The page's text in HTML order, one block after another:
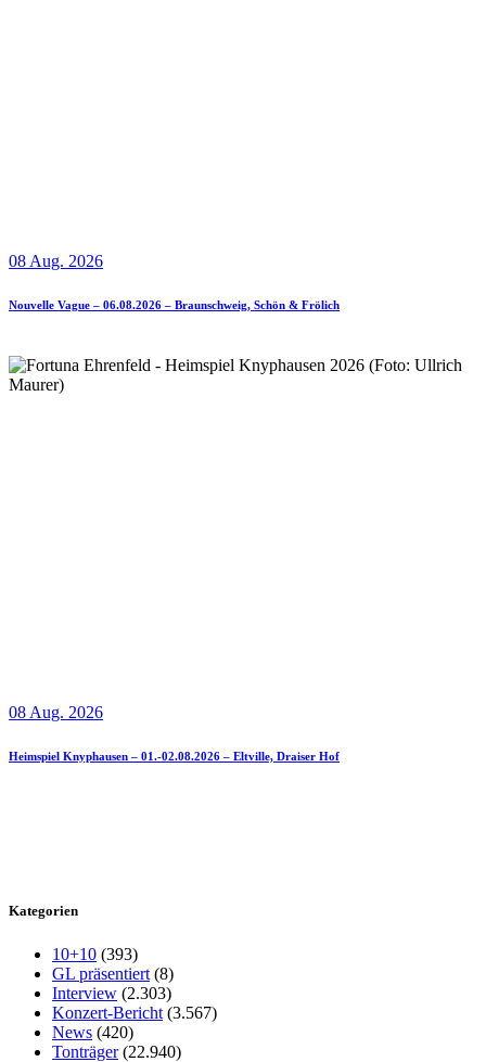
08 Aug. 2026
Nouvelle Vague – 06.08.2026 – Braunschweig, Schön & Frölich
08 Aug. 2026
Heimspiel Knyphausen – 01.-02.08.2026 – Eltville, Draiser Hof
Kategorien
10+10 (393)
GL präsentiert (8)
Interview (2.303)
Konzert-Bericht (3.567)
News (420)
Tonträger(22.940)